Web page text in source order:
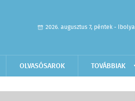
2026. augusztus 7, péntek - Ibolya
OLVASÓSAROK TOVÁBBIAK